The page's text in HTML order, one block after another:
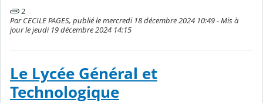
2
Par CECILE PAGES, publié le mercredi 18 décembre 2024 10:49 - Mis à
jour le jeudi 19 décembre 2024 14:15
Le Lycée Général et
Technologique